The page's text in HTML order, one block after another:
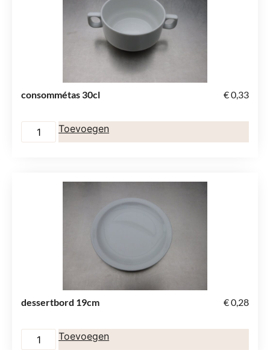
consommétas 30cl €0,33
Toevoegen
dessertbord 19cm €0,28
Toevoegen